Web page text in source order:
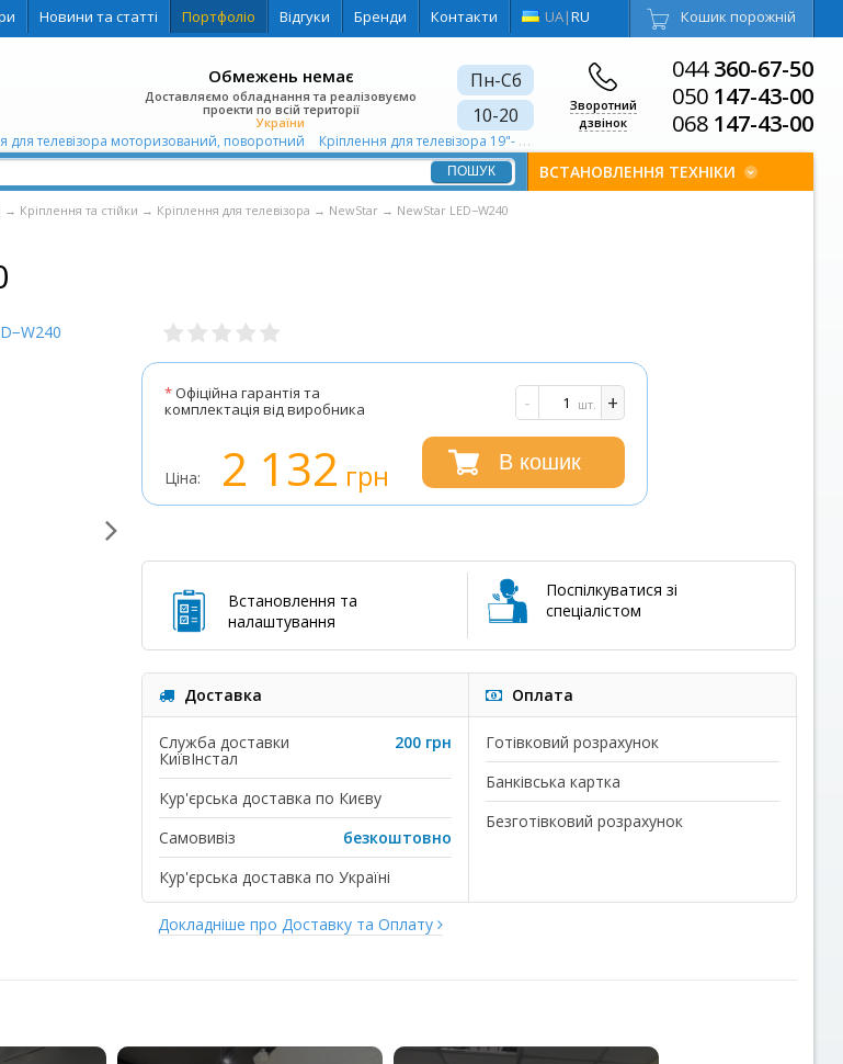
Новини та статті Портфоліо Відгуки Бренди Контакти UA|RU Кошик порожній
044360-67-50
050 147-43-00
068 147-43-00
Зворотний
дзвінок
Пн-Сб
10-20
Обмежень немає
Доставляємо обладнання та реалізовуємо
проекти по всій території
України
для телевізора моторизований, поворотний Кріплення для телевізора 19"- 40"
ВСТАНОВЛЕННЯ ТЕХНІКИ
→ Кріплення та стійки → Кріплення для телевізора → NewStar → NewStar LED−W240
*Офіційна гарантія та
комплектація від виробника
- +
шт.
Ціна: 2 132 грн В кошик
Встановлення та
налаштування
Поспілкуватися зі
спеціалістом
Доставка
Служба доставки
КиївІнстал
200 грн
Кур'єрська доставка по Києву
Самовивіз
безкоштовно
Кур'єрська доставка по Україні
Оплата
Готівковий розрахунок
Банківська картка
Безготівковий розрахунок
Докладніше про Доставку та Оплату